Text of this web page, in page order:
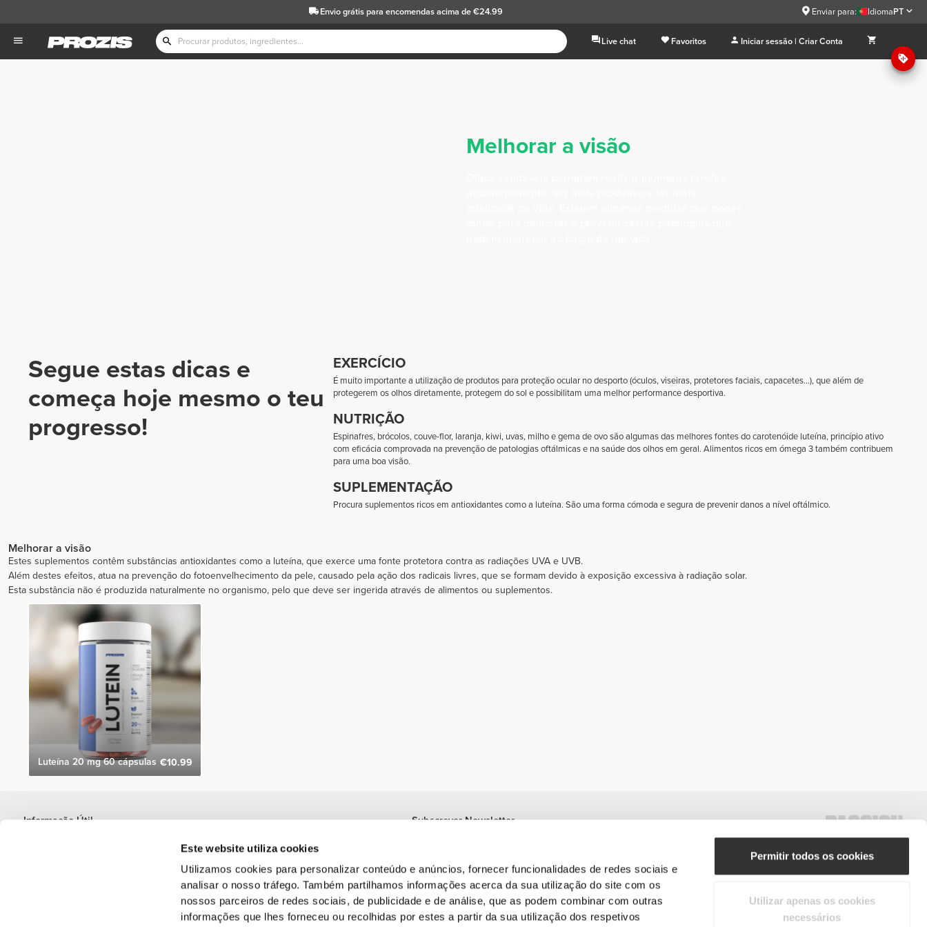
Este website utiliza cookies
Utilizamos cookies para personalizar conteúdo e anúncios, fornecer funcionalidades de redes sociais e
analisar o nosso tráfego. Também partilhamos informações acerca da sua utilização do site com os
nossos parceiros de redes sociais, de publicidade e de análise, que as podem combinar com outras
informações que lhes forneceu ou recolhidas por estes a partir da sua utilização dos respetivos
Permitir todos os cookies
Utilizar apenas os cookies
necessários
Envio grátispara encomendas acima de €24.99 Enviar para: IdiomaPT
Live chat Favoritos Iniciar sessão | Criar Conta
Melhorar a visão
Segue estas dicas e
começa hoje mesmo o teu
progresso!
EXERCÍCIO
É muito importante a utilização de produtos para proteção ocular no desporto (óculos, viseiras, protetores faciais, capacetes…), que além de
protegerem os olhos diretamente, protegem do sol e possibilitam uma melhor performance desportiva.
NUTRIÇÃO
Espinafres, brócolos, couve-flor, laranja, kiwi, uvas, milho e gema de ovo são algumas das melhores fontes do carotenóide luteína, princípio ativo
com eficácia comprovada na prevenção de patologias oftálmicas e na saúde dos olhos em geral. Alimentos ricos em ómega 3 também contribuem
para uma boa visão.
SUPLEMENTAÇÃO
Procura suplementos ricos em antioxidantes como a luteína. São uma forma cómoda e segura de prevenir danos a nível oftálmico.
Melhorar a visão
Estes suplementos contêm substâncias antioxidantes como a luteína, que exerce uma fonte protetora contra as radiações UVA e UVB.
Além destes efeitos, atua na prevenção do fotoenvelhecimento da pele, causado pela ação dos radicais livres, que se formam devido à exposição excessiva à radiação solar.
Esta substância não é produzida naturalmente no organismo, pelo que deve ser ingerida através de alimentos ou suplementos.
Luteína 20 mg 60 cápsulas €10.99
Informação Útil
Subscrever Newsletter
#ExceedYourself